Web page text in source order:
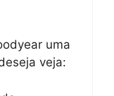
uma
veja: